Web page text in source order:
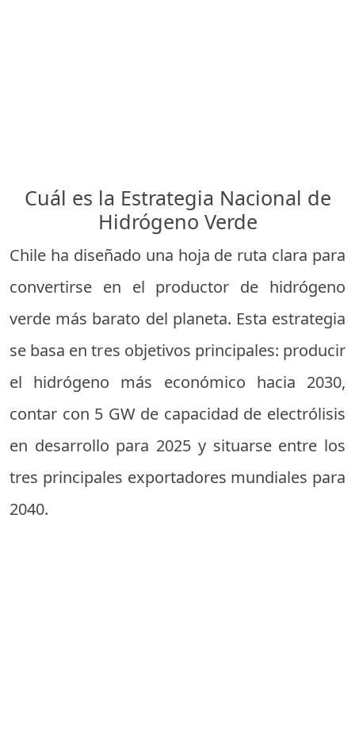
Cuál es la Estrategia Nacional de
Hidrógeno Verde
Chile ha diseñado una hoja de ruta clara para
convertirse en el productor de hidrógeno
verde más barato del planeta. Esta estrategia
se basa en tres objetivos principales: producir
el hidrógeno más económico hacia 2030,
contar con 5 GW de capacidad de electrólisis
en desarrollo para 2025 y situarse entre los
tres principales exportadores mundiales para
2040.